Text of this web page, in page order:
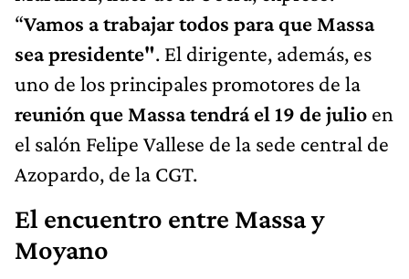
sea presidente". El dirigente, además, es
uno de los principales promotores de la
reunión que Massa tendrá el 19 de julio
el salón Felipe Vallese de la sede central de
Azopardo, de la CGT.
El encuentro entre Massa y
Moyano
El secretario general de Camioneros recibió